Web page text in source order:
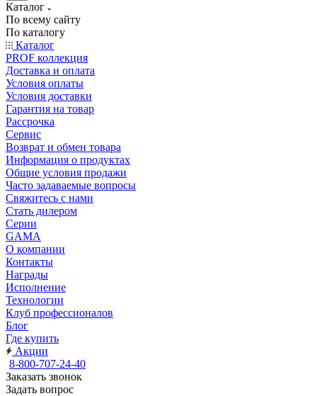
Каталог
По всему сайту
По каталогу
Каталог
PROF коллекция
Доставка и оплата
Условия оплаты
Условия доставки
Гарантия на товар
Рассрочка
Сервис
Возврат и обмен товара
Информация о продуктах
Общие условия продажи
Часто задаваемые вопросы
Свяжитесь с нами
Стать дилером
Серии
GAMA
О компании
Контакты
Награды
Исполнение
Технологии
Клуб профессионалов
Блог
Где купить
Акции
8-800-707-24-40
Заказать звонок
Задать вопрос